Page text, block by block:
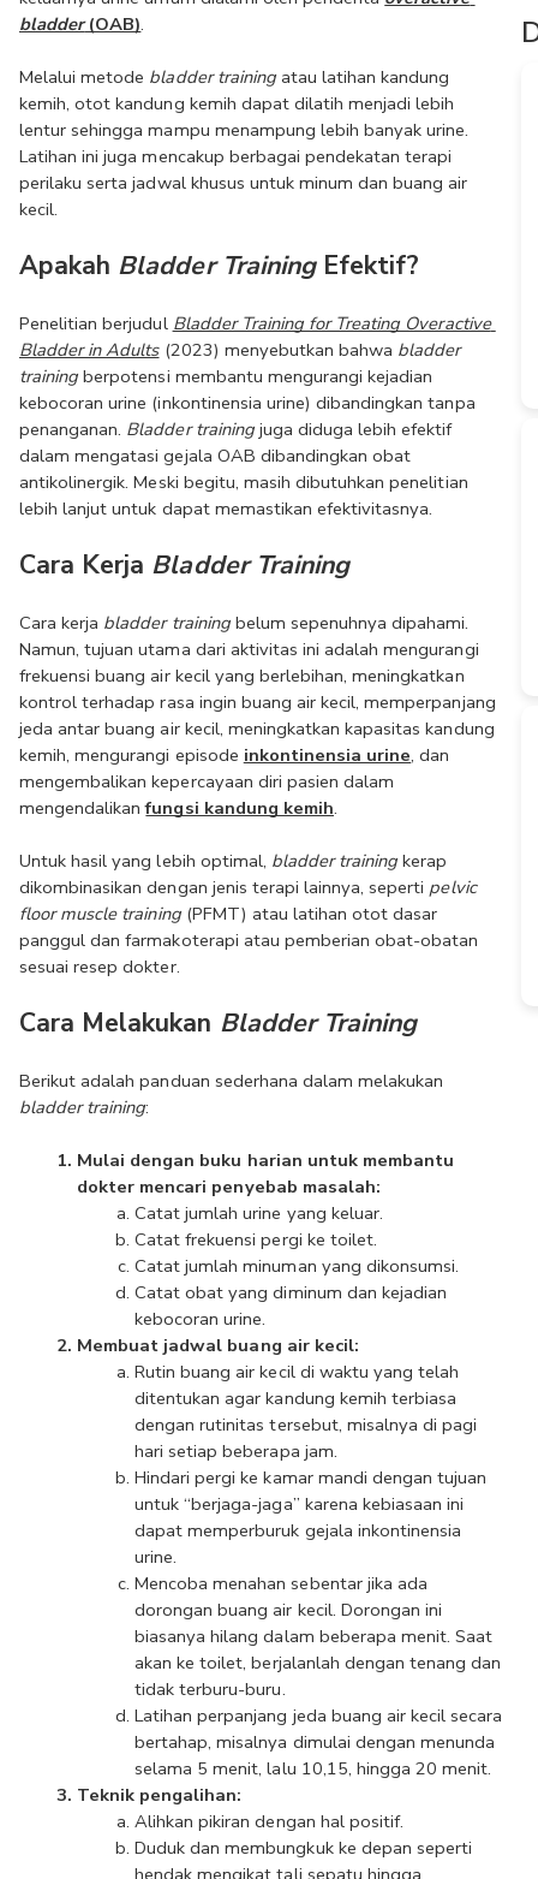
bladder (OAB).
Melalui metode bladder training atau latihan kandung
kemih, otot kandung kemih dapat dilatih menjadi lebih
lentur sehingga mampu menampung lebih banyak urine.
Latihan ini juga mencakup berbagai pendekatan terapi
perilaku serta jadwal khusus untuk minum dan buang air
kecil.
Apakah Bladder Training Efektif?
Penelitian berjudul Bladder Training for Treating Overactive
Bladder in Adults (2023) menyebutkan bahwa bladder
training berpotensi membantu mengurangi kejadian
kebocoran urine (inkontinensia urine) dibandingkan tanpa
penanganan. Bladder training juga diduga lebih efektif
dalam mengatasi gejala OAB dibandingkan obat
antikolinergik. Meski begitu, masih dibutuhkan penelitian
lebih lanjut untuk dapat memastikan efektivitasnya.
Cara Kerja Bladder Training
Cara kerja bladder training belum sepenuhnya dipahami.
Namun, tujuan utama dari aktivitas ini adalah mengurangi
frekuensi buang air kecil yang berlebihan, meningkatkan
kontrol terhadap rasa ingin buang air kecil, memperpanjang
jeda antar buang air kecil, meningkatkan kapasitas kandung
kemih, mengurangi episode inkontinensia urine, dan
mengembalikan kepercayaan diri pasien dalam
mengendalikan fungsi kandung kemih.
Untuk hasil yang lebih optimal, bladder training kerap
dikombinasikan dengan jenis terapi lainnya, seperti pelvic
floor muscle training (PFMT) atau latihan otot dasar
panggul dan farmakoterapi atau pemberian obat-obatan
sesuai resep dokter.
Cara Melakukan Bladder Training
bladder training:
Mulai dengan buku harian untuk membantu
dokter mencari penyebab masalah:
Catat jumlah urine yang keluar.
Catat frekuensi pergi ke toilet.
Catat jumlah minuman yang dikonsumsi.
Catat obat yang diminum dan kejadian
kebocoran urine.
Membuat jadwal buang air kecil:
Rutin buang air kecil di waktu yang telah
ditentukan agar kandung kemih terbiasa
dengan rutinitas tersebut, misalnya di pagi
hari setiap beberapa jam.
Hindari pergi ke kamar mandi dengan tujuan
untuk “berjaga-jaga” karena kebiasaan ini
dapat memperburuk gejala inkontinensia
urine.
Mencoba menahan sebentar jika ada
dorongan buang air kecil. Dorongan ini
biasanya hilang dalam beberapa menit. Saat
akan ke toilet, berjalanlah dengan tenang dan
tidak terburu-buru.
Latihan perpanjang jeda buang air kecil secara
bertahap, misalnya dimulai dengan menunda
selama 5 menit, lalu 10,15, hingga 20 menit.
Teknik pengalihan:
Alihkan pikiran dengan hal positif.
Duduk dan membungkuk ke depan seperti
hendak mengikat tali sepatu hingga